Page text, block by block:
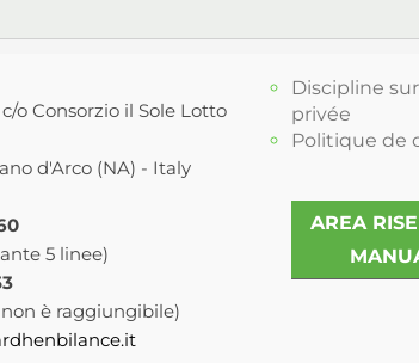
o Consorzio il Sole Lotto
d'Arco (NA) - Italy
5 linee)
non è raggiungibile)
Discipline
privée
Politique de
AREA